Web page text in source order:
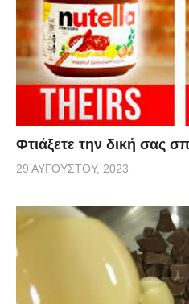
Φτιάξετε την δική σας
29 ΑΥΓΟΎΣΤΟΥ, 2023